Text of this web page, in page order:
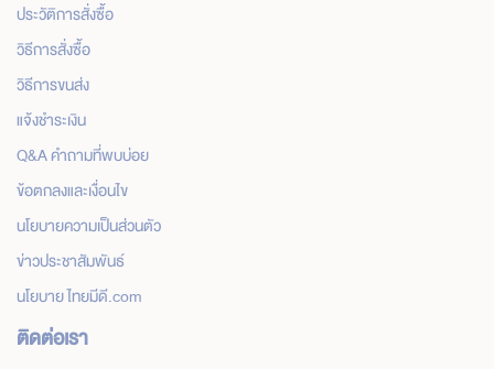
ประวัติการสั่งซื้อ
วิธีการสั่งซื้อ
วิธีการขนส่ง
แจ้งชำระเงิน
Q&A คำถามที่พบบ่อย
ข้อตกลงและเงื่อนไข
นโยบายความเป็นส่วนตัว
ข่าวประชาสัมพันธ์
นโยบาย ไทยมีดี.com
ติดต่อเรา